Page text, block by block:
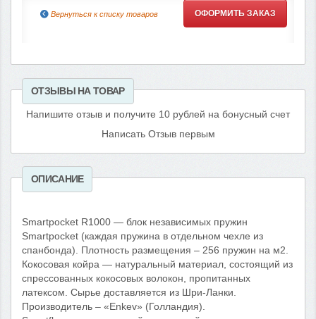
Вернуться к списку товаров ОФОРМИТЬ ЗАКАЗ
ОТЗЫВЫ НА ТОВАР
Напишите отзыв и получите 10 рублей на бонусный счет
Написать Отзыв первым
ОПИСАНИЕ
Smartpocket R1000 — блок независимых пружин
Smartpocket (каждая пружина в отдельном чехле из
спанбонда). Плотность размещения – 256 пружин на м2.
Кокосовая койра — натуральный материал, состоящий из
спрессованных кокосовых волокон, пропитанных
латексом. Сырье доставляется из Шри-Ланки.
Производитель – «Enkev» (Голландия).